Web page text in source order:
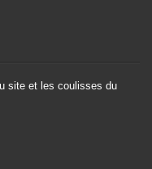
site et les coulisses du